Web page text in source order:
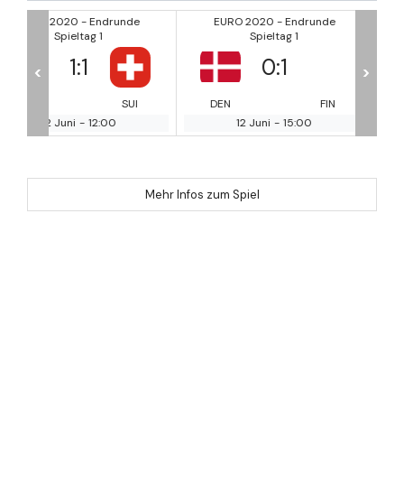
EURO 2020 - Endrunde
0
12 Juni
EURO 2020 - Endrunde
12 Juni
< >
Mehr Infos zum Spiel